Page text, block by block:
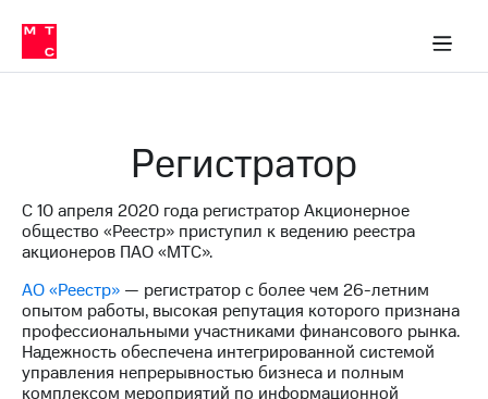
Медиа-центр
и акционерам
Устойчивое развитие
Комплаенс и деловая этика
компании
Карьера
в МТС
История
компании
региона
Правовая
информация
в МТС
релизы
МТС
Регистратор
С 10 апреля 2020 года регистратор Акционерное
общество «Реестр» приступил к ведению реестра
акционеров ПАО «МТС».
АО «Реестр» — регистратор с более чем 26-летним
опытом работы, высокая репутация которого признана
профессиональными участниками финансового рынка.
Надежность обеспечена интегрированной системой
управления непрерывностью бизнеса и полным
комплексом мероприятий по информационной